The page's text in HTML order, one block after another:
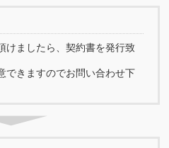
けましたら、契約書を発行致
できますのでお問い合わせ下